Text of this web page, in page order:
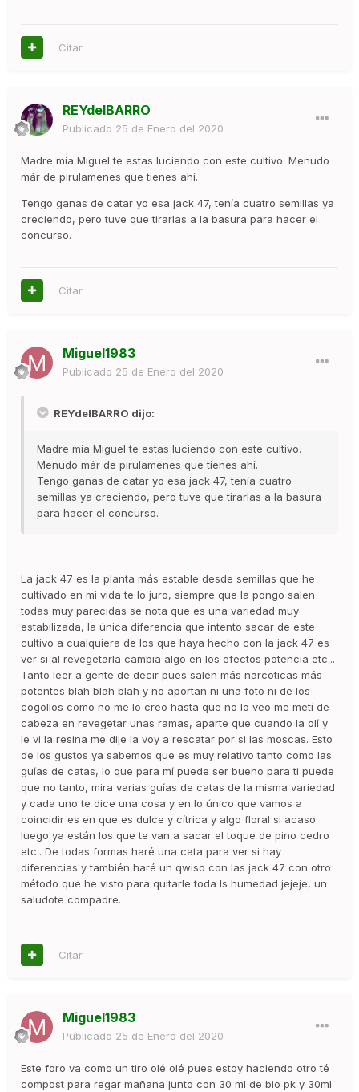
Citar
REYdelBARRO
Publicado 25 de Enero del 2020
Madre mía Miguel te estas luciendo con este cultivo. Menudo
már de pirulamenes que tienes ahí.
Tengo ganas de catar yo esa jack 47, tenía cuatro semillas ya
creciendo, pero tuve que tirarlas a la basura para hacer el
concurso.
Citar
Miguel1983
Publicado 25 de Enero del 2020
REYdelBARRO dijo:
Madre mía Miguel te estas luciendo con este cultivo.
Menudo már de pirulamenes que tienes ahí.
Tengo ganas de catar yo esa jack 47, tenía cuatro
semillas ya creciendo, pero tuve que tirarlas a la basura
para hacer el concurso.
La jack 47 es la planta más estable desde semillas que he
cultivado en mi vida te lo juro, siempre que la pongo salen
todas muy parecidas se nota que es una variedad muy
estabilizada, la única diferencia que intento sacar de este
cultivo a cualquiera de los que haya hecho con la jack 47 es
ver si al revegetarla cambia algo en los efectos potencia etc...
Tanto leer a gente de decir pues salen más narcoticas más
potentes blah blah blah y no aportan ni una foto ni de los
cogollos como no me lo creo hasta que no lo veo me metí de
cabeza en revegetar unas ramas, aparte que cuando la olí y
le vi la resina me dije la voy a rescatar por si las moscas. Esto
de los gustos ya sabemos que es muy relativo tanto como las
guías de catas, lo que para mí puede ser bueno para ti puede
que no tanto, mira varias guías de catas de la misma variedad
y cada uno te dice una cosa y en lo único que vamos a
coincidir es en que es dulce y cítrica y algo floral si acaso
luego ya están los que te van a sacar el toque de pino cedro
etc.. De todas formas haré una cata para ver si hay
diferencias y también haré un qwiso con las jack 47 con otro
método que he visto para quitarle toda ls humedad jejeje, un
saludote compadre.
Citar
Miguel1983
Publicado 25 de Enero del 2020
Este foro va como un tiro olé olé pues estoy haciendo otro té
compost para regar mañana junto con 30 ml de bio pk y 30ml